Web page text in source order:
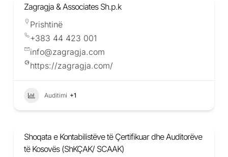
Zagragja & Associates Sh.p.k
Prishtinë
+383 44 423 001
info@zagragja.com
https://zagragja.com/
Auditimi +1
Shoqata e Kontabilistëve të Çertifikuar dhe Auditorëve
të Kosovës (ShKÇAK/ SCAAK)